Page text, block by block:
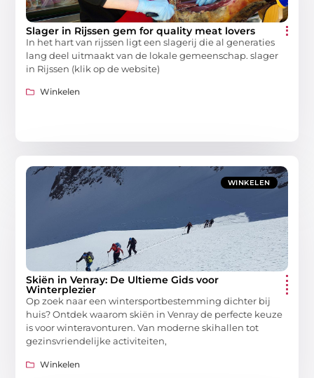
Slager in Rijssen gem for quality meat lovers
In het hart van rijssen ligt een slagerij die al generaties
lang deel uitmaakt van de lokale gemeenschap. slager
in Rijssen (klik op de website)
Winkelen
WINKELEN
Skiën in Venray: De Ultieme Gids voor
Winterplezier
Op zoek naar een wintersportbestemming dichter bij
huis? Ontdek waarom skiën in Venray de perfecte keuze
is voor winteravonturen. Van moderne skihallen tot
gezinsvriendelijke activiteiten,
Winkelen